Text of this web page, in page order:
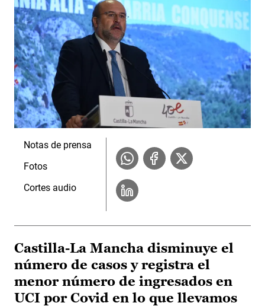
Notas de prensa
Fotos
Cortes audio
Castilla-La Mancha disminuye el
número de casos y registra el
menor número de ingresados en
UCI por Covid en lo que llevamos